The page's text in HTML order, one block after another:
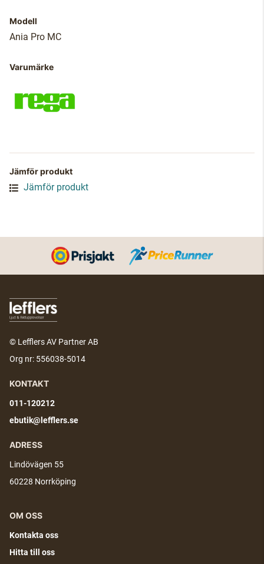
Modell
Ania Pro MC
Varumärke
Jämför produkt
Jämför produkt
© Lefflers AV Partner AB
Org nr: 556038-5014
KONTAKT
011-120212
ebutik@lefflers.se
ADRESS
Lindövägen 55
60228 Norrköping
OM OSS
Kontakta oss
Hitta till oss